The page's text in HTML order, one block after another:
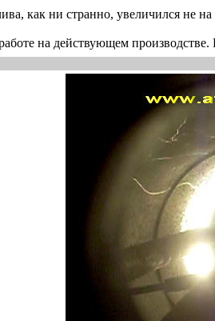
как ни странно, увеличился не
на действующем